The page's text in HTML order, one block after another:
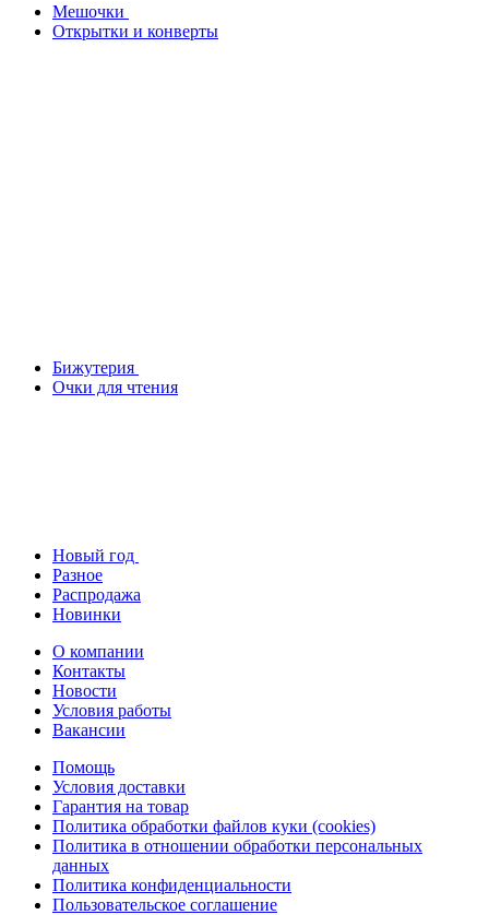
Мешочки
Открытки и конверты
Бижутерия
Очки для чтения
Новый год
Разное
Распродажа
Новинки
О компании
Контакты
Новости
Условия работы
Вакансии
Помощь
Условия доставки
Гарантия на товар
Политика обработки файлов куки (cookies)
Политика в отношении обработки персональных
данных
Политика конфиденциальности
Пользовательское соглашение